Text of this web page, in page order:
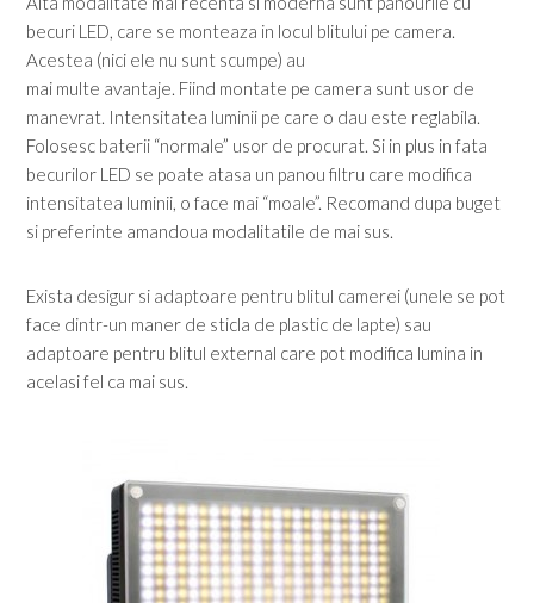
becuri LED, care se monteaza in locul blitului pe camera.
Acestea (nici ele nu sunt scumpe) au
mai multe avantaje. Fiind montate pe camera sunt usor de
manevrat. Intensitatea luminii pe care o dau este reglabila.
Folosesc baterii “normale” usor de procurat. Si in plus in fata
becurilor LED se poate atasa un panou filtru care modifica
intensitatea luminii, o face mai “moale”. Recomand dupa buget
si preferinte amandoua modalitatile de mai sus.
Exista desigur si adaptoare pentru blitul camerei (unele se pot
face dintr-un maner de sticla de plastic de lapte) sau
adaptoare pentru blitul external care pot modifica lumina in
acelasi fel ca mai sus.